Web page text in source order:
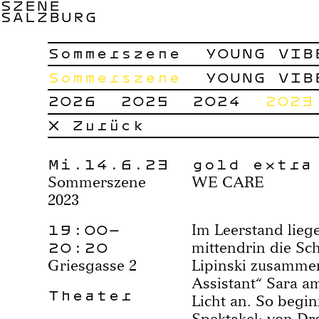
SZENE
SALZBURG
Sommerszene
YOUNG
Sommerszene
2026
2025 2024 2023
YOUNG
× Zurück
Mi.14.6.23
Sommerszene
2023
gold extra
WE CARE
19:00–
20:20
Griesgasse 2
Theater
Im Leerstand
mitten­drin die
Lipinski
Assistant“ Sara
Licht an. So